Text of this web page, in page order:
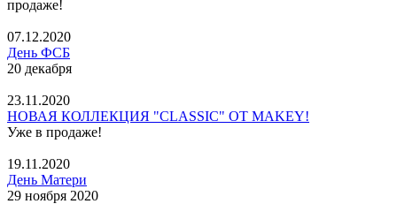
продаже!
07.12.2020
День ФСБ
20 декабря
23.11.2020
НОВАЯ КОЛЛЕКЦИЯ "CLASSIC" ОТ MAKEY!
Уже в продаже!
19.11.2020
День Матери
29 ноября 2020